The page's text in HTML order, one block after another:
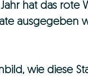
hat das rote
ausgegeben
wie diese